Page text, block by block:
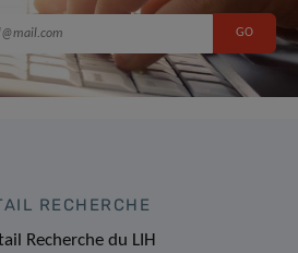
RECHERCHE
Recherche du LIH